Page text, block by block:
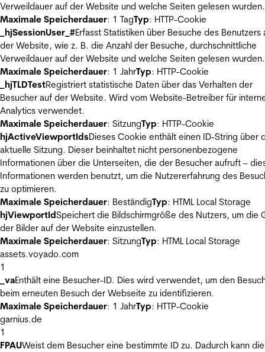
Verweildauer auf der Website und welche Seiten gelesen wurden.
Maximale Speicherdauer: 1 TagTyp: HTTP-Cookie
_hjSessionUser_#Erfasst Statistiken über Besuche des Benutzers
der Website, wie z. B. die Anzahl der Besuche, durchschnittliche
Verweildauer auf der Website und welche Seiten gelesen wurden.
Maximale Speicherdauer: 1 JahrTyp: HTTP-Cookie
_hjTLDTestRegistriert statistische Daten über das Verhalten der
Besucher auf der Website. Wird vom Website-Betreiber für
Analytics verwendet.
Maximale Speicherdauer: SitzungTyp: HTTP-Cookie
hjActiveViewportIdsDieses Cookie enthält einen ID-String über
aktuelle Sitzung. Dieser beinhaltet nicht personenbezogene
Informationen über die Unterseiten, die der Besucher aufruft –
Informationen werden benutzt, um die Nutzererfahrung des
zu optimieren.
Maximale Speicherdauer: BeständigTyp: HTML Local Storage
hjViewportIdSpeichert die Bildschirmgröße des Nutzers, um die
der Bilder auf der Website einzustellen.
Maximale Speicherdauer: SitzungTyp: HTML Local Storage
assets.voyado.com
1
_vaEnthält eine Besucher-ID. Dies wird verwendet, um den
beim erneuten Besuch der Webseite zu identifizieren.
Maximale Speicherdauer: 1 JahrTyp: HTTP-Cookie
garnius.de
1
FPAUWeist dem Besucher eine bestimmte ID zu. Dadurch kann die